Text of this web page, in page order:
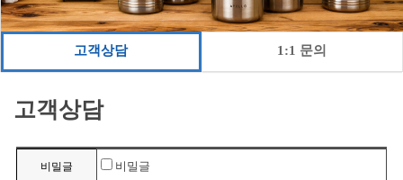
고객상담 1:1 문의
고객상담
비밀글 비밀글